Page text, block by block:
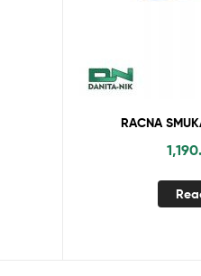
RACNA